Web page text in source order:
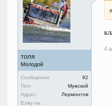
толя
Молодой
Сообщения:
92
Пол:
Мужской
Адрес:
Лермонтов
Езжу на:
4